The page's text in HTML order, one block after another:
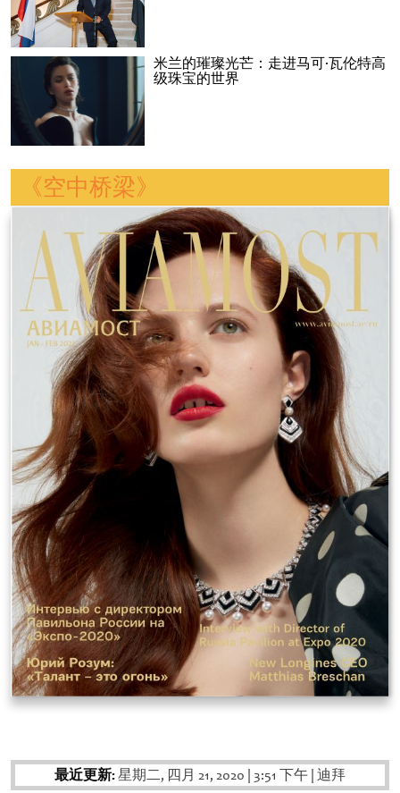
米兰的璀璨光芒：走进马可·瓦伦特高
级珠宝的世界
《空中桥梁》
最近更新:星期二, 四月 21, 2020 3:51 下午 迪拜